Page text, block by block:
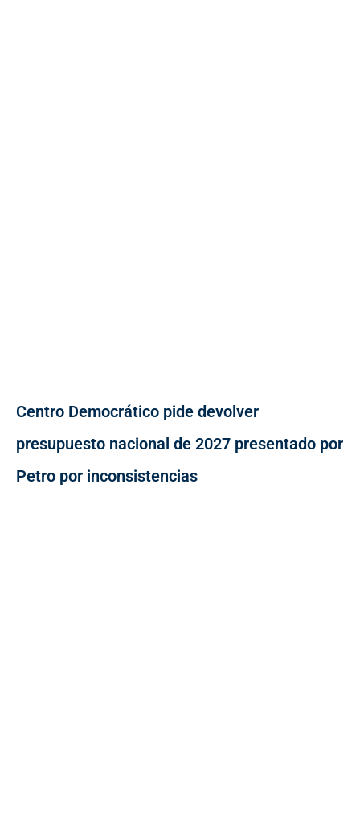
Centro Democrático pide devolver
presupuesto nacional de 2027 presentado por
Petro por inconsistencias